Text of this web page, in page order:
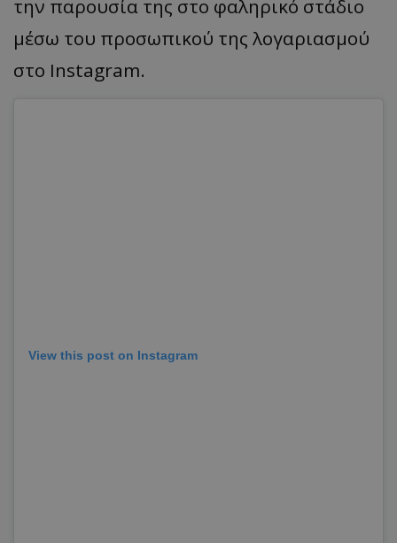
την παρουσία της στο φαληρικό στάδιο
μέσω του προσωπικού της λογαριασμού
στο Instagram.
View this post on Instagram